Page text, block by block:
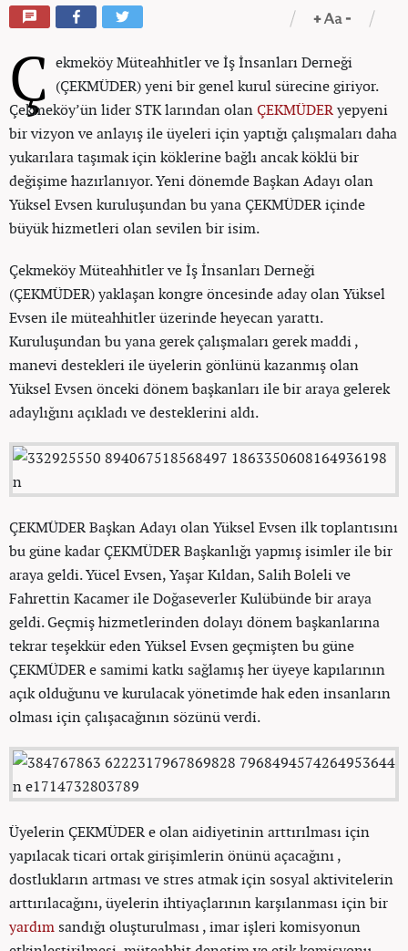
Ç ekmeköy Müteahhitler ve İş İnsanları Derneği
(ÇEKMÜDER) yeni bir genel kurul sürecine giriyor.
Çekmeköy’ün lider STK larından olanÇEKMÜDERyepyeni
bir vizyon ve anlayış ile üyeleri için yaptığı çalışmaları daha
yukarılara taşımak için köklerine bağlı ancak köklü bir
değişime hazırlanıyor. Yeni dönemde Başkan Adayı olan
Yüksel Evsen kuruluşundan bu yana ÇEKMÜDER içinde
büyük hizmetleri olan sevilen bir isim.
Çekmeköy Müteahhitler ve İş İnsanları Derneği
(ÇEKMÜDER) yaklaşan kongre öncesinde aday olan Yüksel
Evsen ile müteahhitler üzerinde heyecan yarattı.
Kuruluşundan bu yana gerek çalışmaları gerek maddi ,
manevi destekleri ile üyelerin gönlünü kazanmış olan
Yüksel Evsen önceki dönem başkanları ile bir araya gelerek
adaylığını açıkladı ve desteklerini aldı.
ÇEKMÜDER Başkan Adayı olan Yüksel Evsen ilk toplantısını
bu güne kadar ÇEKMÜDER Başkanlığı yapmış isimler ile bir
araya geldi. Yücel Evsen, Yaşar Kıldan, Salih Boleli ve
Fahrettin Kacamer ile Doğaseverler Kulübünde bir araya
geldi. Geçmiş hizmetlerinden dolayı dönem başkanlarına
tekrar teşekkür eden Yüksel Evsen geçmişten bu güne
ÇEKMÜDER e samimi katkı sağlamış her üyeye kapılarının
açık olduğunu ve kurulacak yönetimde hak eden insanların
olması için çalışacağının sözünü verdi.
Üyelerin ÇEKMÜDER e olan aidiyetinin arttırılması için
yapılacak ticari ortak girişimlerin önünü açacağını ,
dostlukların artması ve stres atmak için sosyal aktivitelerin
arttırılacağını, üyelerin ihtiyaçlarının karşılanması için bir
yardım sandığı oluşturulması , imar işleri komisyonun